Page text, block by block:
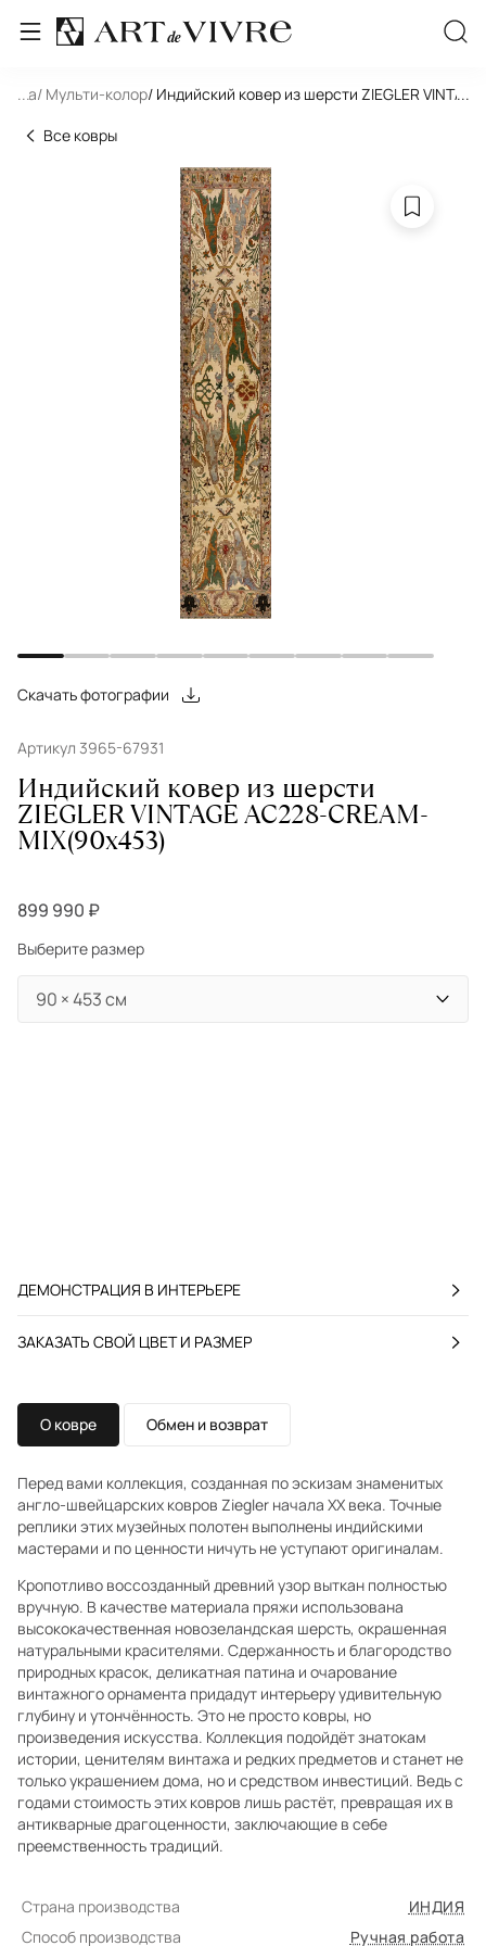
... / Мульти-колор/ Индийский ковер из шерсти ZIEGLER
...
Все ковры
Скачать фотографии
Артикул 3965-67931
Индийский ковер из шерсти
ZIEGLER VINTAGE AC228-CREAM-
MIX(90x453)
899 990 ₽
Выберите размер
ДЕМОНСТРАЦИЯ В ИНТЕРЬЕРЕ
ЗАКАЗАТЬ СВОЙ ЦВЕТ И РАЗМЕР
О ковре Обмен и возврат
Перед вами коллекция, созданная по эскизам знаменитых
англо-швейцарских ковров Ziegler начала XX века. Точные
реплики этих музейных полотен выполнены индийскими
мастерами и по ценности ничуть не уступают оригиналам.
Кропотливо воссозданный древний узор выткан полностью
вручную. В качестве материала пряжи использована
высококачественная новозеландская шерсть, окрашенная
натуральными красителями. Сдержанность и благородство
природных красок, деликатная патина и очарование
винтажного орнамента придадут интерьеру удивительную
глубину и утончённость. Это не просто ковры, но
произведения искусства. Коллекция подойдёт знатокам
истории, ценителям винтажа и редких предметов и станет не
только украшением дома, но и средством инвестиций. Ведь с
годами стоимость этих ковров лишь растёт, превращая их в
антикварные драгоценности, заключающие в себе
преемственность традиций.
Страна производства
ИНДИЯ
Способ производства
Ручная работа